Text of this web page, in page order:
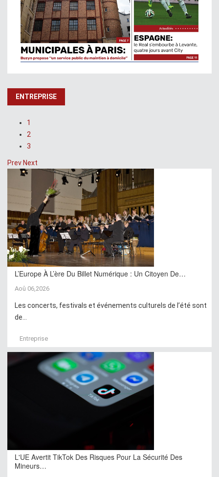
ENTREPRISE
1
2
3
PrevNext
L’Europe À L’ère Du Billet Numérique : Un Citoyen De…
Aoû 06,2026
Les concerts, festivals et événements culturels de l’été sont
de...
Entreprise
L'UE Avertit TikTok Des Risques Pour La Sécurité Des
Mineurs…